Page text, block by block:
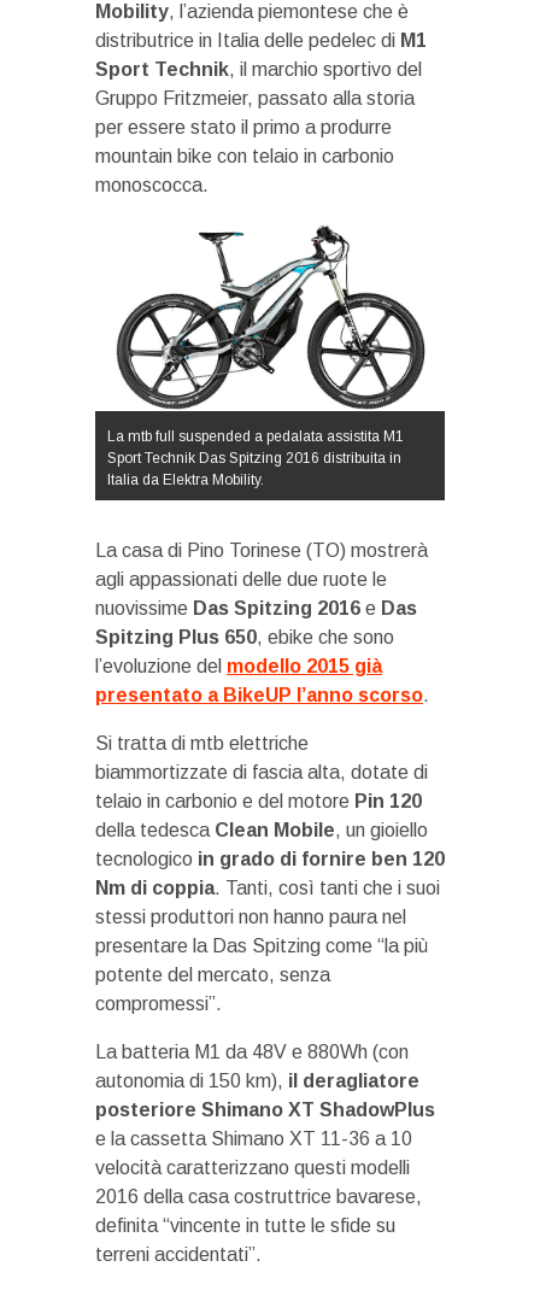
Mobility, l’azienda piemontese che è
distributrice in Italia delle pedelec di M1
Sport Technik, il marchio sportivo del
Gruppo Fritzmeier, passato alla storia
per essere stato il primo a produrre
mountain bike con telaio in carbonio
monoscocca.
La mtb full suspended a pedalata assistita M1
Sport Technik Das Spitzing 2016 distribuita in
Italia da Elektra Mobility.
La casa di Pino Torinese (TO) mostrerà
agli appassionati delle due ruote le
nuovissime Das Spitzing 2016 e Das
Spitzing Plus 650, ebike che sono
l’evoluzione del modello 2015 già
presentato a BikeUP l’anno scorso.
Si tratta di mtb elettriche
biammortizzate di fascia alta, dotate di
telaio in carbonio e del motore Pin 120
della tedesca Clean Mobile, un gioiello
tecnologico in grado di fornire ben 120
Nm di coppia. Tanti, così tanti che i suoi
stessi produttori non hanno paura nel
presentare la Das Spitzing come “la più
potente del mercato, senza
compromessi”.
La batteria M1 da 48V e 880Wh (con
autonomia di 150 km), il deragliatore
posteriore Shimano XT ShadowPlus
e la cassetta Shimano XT 11-36 a 10
velocità caratterizzano questi modelli
2016 della casa costruttrice bavarese,
definita “vincente in tutte le sfide su
terreni accidentati”.